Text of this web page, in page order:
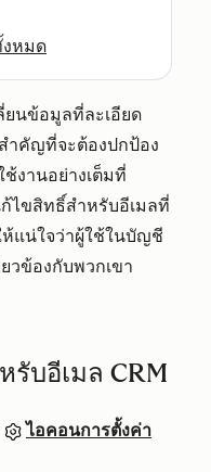
หมด
ยนข้อมูลที่ละเอียด
ำคัญที่จะต้องปกป้อง
งานอย่างเต็มที่
ไขสิทธิ์สำหรับอีเมลที่
ห้แน่ใจว่าผู้ใช้ในบัญชี
วข้องกับพวกเขา
บอีเมล CRM
ไอคอนการตั้งค่า